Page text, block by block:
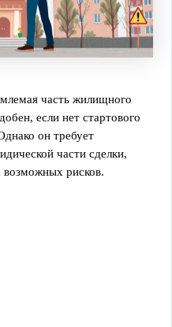
часть жилищного
если нет стартового
он требует
части сделки,
возможных рисков.